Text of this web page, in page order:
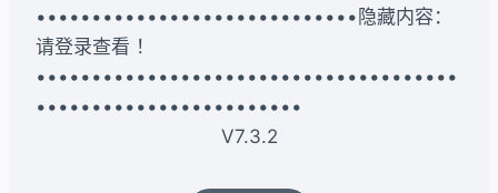
•••••••••••••••••••••••••••••隐藏内容：
请登录查看 ！
••••••••••••••••••••••••••••••••••••••
••••••••••••••••••••••••
V7.3.2